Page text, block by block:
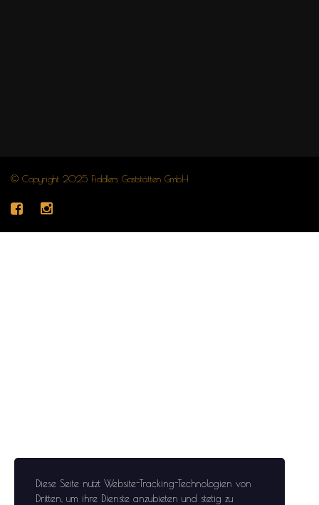
© Copyright 2025 Fiddlers Gaststätten GmbH
Diese Seite nutzt Website-Tracking-Technologien von
Dritten, um ihre Dienste anzubieten und stetig zu